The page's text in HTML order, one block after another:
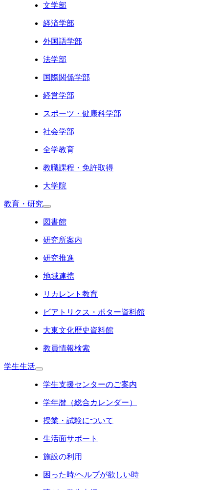
文学部
経済学部
外国語学部
法学部
国際関係学部
経営学部
スポーツ・健康科学部
社会学部
全学教育
教職課程・免許取得
大学院
教育・研究
図書館
研究所案内
研究推進
地域連携
リカレント教育
ビアトリクス・ポター資料館
大東文化歴史資料館
教員情報検索
学生生活
学生支援センターのご案内
学年暦（総合カレンダー）
授業・試験について
生活面サポート
施設の利用
困った時/ヘルプが欲しい時